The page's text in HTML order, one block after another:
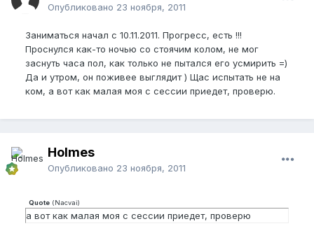
Опубликовано 23 ноября, 2011
Заниматься начал с 10.11.2011. Прогресс, есть !!!
Проснулся как-то ночью со стоячим колом, не мог
заснуть часа пол, как только не пытался его усмирить =)
Да и утром, он поживее выглядит ) Щас испытать не на
ком, а вот как малая моя с сессии приедет, проверю.
Holmes
Опубликовано 23 ноября, 2011
Quote (Nacvai)
а вот как малая моя с сессии приедет, проверю